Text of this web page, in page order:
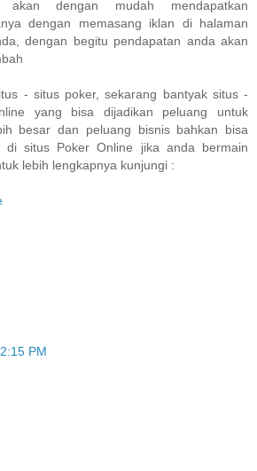
dengan mudah mendapatkan
dengan memasang iklan di halaman
dengan begitu pendapatan anda akan
- situs poker, sekarang bantyak situs -
yang bisa dijadikan peluang untuk
besar dan peluang bisnis bahkan bisa
di situs Poker Online jika anda bermain
lebih lengkapnya kunjungi :
2:15 PM